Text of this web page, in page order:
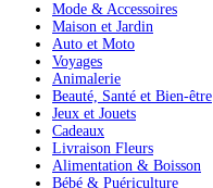
Mode & Accessoires
Maison et Jardin
Auto et Moto
Voyages
Animalerie
Beauté, Santé et Bien-être
Jeux et Jouets
Cadeaux
Livraison Fleurs
Alimentation & Boisson
Bébé & Puériculture